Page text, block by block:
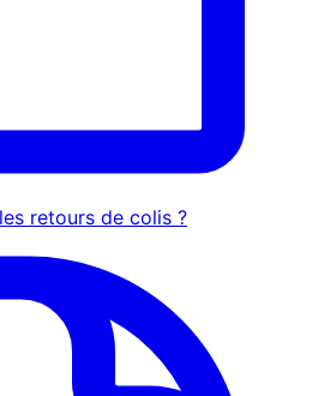
retours de colis ?